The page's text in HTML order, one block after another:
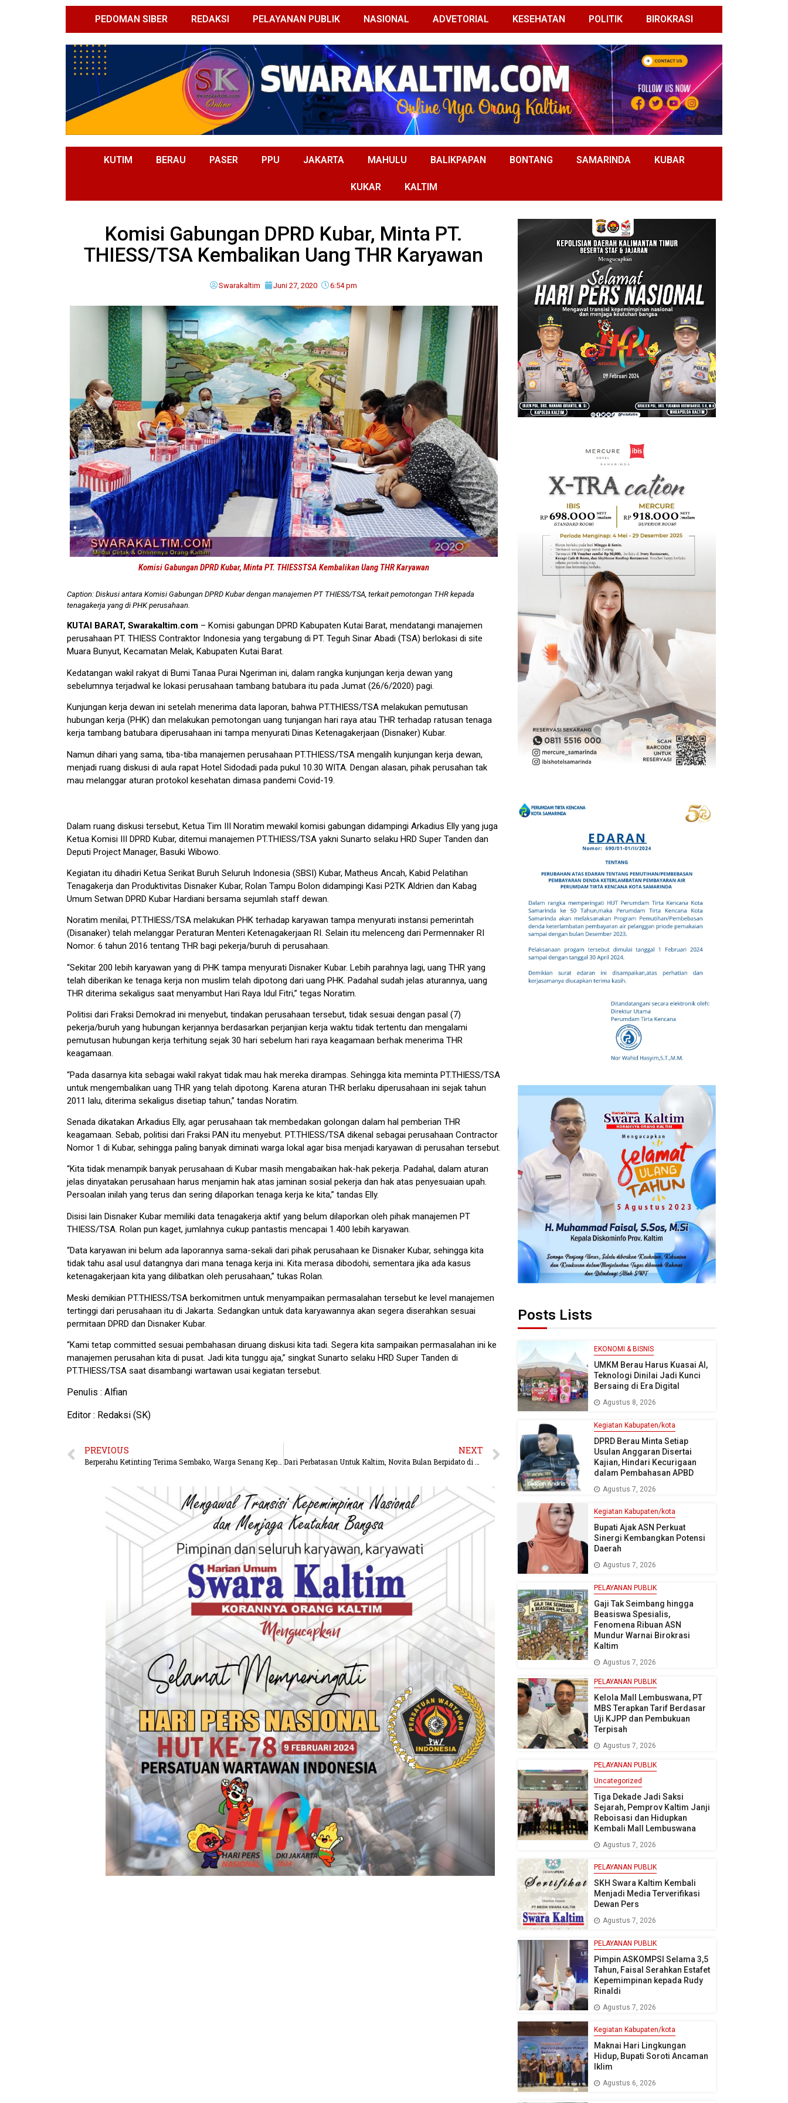
PEDOMAN SIBER REDAKSI PELAYANAN PUBLIK NASIONAL ADVETORIAL KESEHATAN POLITIK BIROKRASI
KUTIM BERAU PASER PPU JAKARTA MAHULU BALIKPAPAN BONTANG SAMARINDA KUBAR
KUKAR KALTIM
Komisi Gabungan DPRD Kubar, Minta PT.
THIESS/TSA Kembalikan Uang THR Karyawan
Swarakaltim Juni 27, 2020 6:54 pm
Komisi Gabungan DPRD Kubar, Minta PT. THIESSTSA Kembalikan Uang THR Karyawan
Caption: Diskusi antara Komisi Gabungan DPRD Kubar dengan manajemen PT THIESS/TSA, terkait pemotongan THR kepada
tenagakerja yang di PHK perusahaan.
KUTAI BARAT, Swarakaltim.com – Komisi gabungan DPRD Kabupaten Kutai Barat, mendatangi manajemen
perusahaan PT. THIESS Contraktor Indonesia yang tergabung di PT. Teguh Sinar Abadi (TSA) berlokasi di site
Muara Bunyut, Kecamatan Melak, Kabupaten Kutai Barat.
Kedatangan wakil rakyat di Bumi Tanaa Purai Ngeriman ini, dalam rangka kunjungan kerja dewan yang
sebelumnya terjadwal ke lokasi perusahaan tambang batubara itu pada Jumat (26/6/2020) pagi.
Kunjungan kerja dewan ini setelah menerima data laporan, bahwa PT.THIESS/TSA melakukan pemutusan
hubungan kerja (PHK) dan melakukan pemotongan uang tunjangan hari raya atau THR terhadap ratusan tenaga
kerja tambang batubara diperusahaan ini tampa menyurati Dinas Ketenagakerjaan (Disnaker) Kubar.
Namun dihari yang sama, tiba-tiba manajemen perusahaan PT.THIESS/TSA mengalih kunjungan kerja dewan,
menjadi ruang diskusi di aula rapat Hotel Sidodadi pada pukul 10.30 WITA. Dengan alasan, pihak perusahan tak
mau melanggar aturan protokol kesehatan dimasa pandemi Covid-19.
Dalam ruang diskusi tersebut, Ketua Tim III Noratim mewakil komisi gabungan didampingi Arkadius Elly yang juga
Ketua Komisi III DPRD Kubar, ditemui manajemen PT.THIESS/TSA yakni Sunarto selaku HRD Super Tanden dan
Deputi Project Manager, Basuki Wibowo.
Kegiatan itu dihadiri Ketua Serikat Buruh Seluruh Indonesia (SBSI) Kubar, Matheus Ancah, Kabid Pelatihan
Tenagakerja dan Produktivitas Disnaker Kubar, Rolan Tampu Bolon didampingi Kasi P2TK Aldrien dan Kabag
Umum Setwan DPRD Kubar Hardiani bersama sejumlah staff dewan.
Noratim menilai, PT.THIESS/TSA melakukan PHK terhadap karyawan tampa menyurati instansi pemerintah
(Disanaker) telah melanggar Peraturan Menteri Ketenagakerjaan RI. Selain itu melenceng dari Permennaker RI
Nomor: 6 tahun 2016 tentang THR bagi pekerja/buruh di perusahaan.
“Sekitar 200 lebih karyawan yang di PHK tampa menyurati Disnaker Kubar. Lebih parahnya lagi, uang THR yang
telah diberikan ke tenaga kerja non muslim telah dipotong dari uang PHK. Padahal sudah jelas aturannya, uang
THR diterima sekaligus saat menyambut Hari Raya Idul Fitri,” tegas Noratim.
Politisi dari Fraksi Demokrad ini menyebut, tindakan perusahaan tersebut, tidak sesuai dengan pasal (7)
pekerja/buruh yang hubungan kerjannya berdasarkan perjanjian kerja waktu tidak tertentu dan mengalami
pemutusan hubungan kerja terhitung sejak 30 hari sebelum hari raya keagamaan berhak menerima THR
keagamaan.
“Pada dasarnya kita sebagai wakil rakyat tidak mau hak mereka dirampas. Sehingga kita meminta PT.THIESS/TSA
untuk mengembalikan uang THR yang telah dipotong. Karena aturan THR berlaku diperusahaan ini sejak tahun
2011 lalu, diterima sekaligus disetiap tahun,” tandas Noratim.
Senada dikatakan Arkadius Elly, agar perusahaan tak membedakan golongan dalam hal pemberian THR
keagamaan. Sebab, politisi dari Fraksi PAN itu menyebut. PT.THIESS/TSA dikenal sebagai perusahaan Contractor
Nomor 1 di Kubar, sehingga paling banyak diminati warga lokal agar bisa menjadi karyawan di perusahan tersebut.
“Kita tidak menampik banyak perusahaan di Kubar masih mengabaikan hak-hak pekerja. Padahal, dalam aturan
jelas dinyatakan perusahaan harus menjamin hak atas jaminan sosial pekerja dan hak atas penyesuaian upah.
Persoalan inilah yang terus dan sering dilaporkan tenaga kerja ke kita,” tandas Elly.
Disisi lain Disnaker Kubar memiliki data tenagakerja aktif yang belum dilaporkan oleh pihak manajemen PT
THIESS/TSA. Rolan pun kaget, jumlahnya cukup pantastis mencapai 1.400 lebih karyawan.
“Data karyawan ini belum ada laporannya sama-sekali dari pihak perusahaan ke Disnaker Kubar, sehingga kita
tidak tahu asal usul datangnya dari mana tenaga kerja ini. Kita merasa dibodohi, sementara jika ada kasus
ketenagakerjaan kita yang dilibatkan oleh perusahaan,” tukas Rolan.
Meski demikian PT.THIESS/TSA berkomitmen untuk menyampaikan permasalahan tersebut ke level manajemen
tertinggi dari perusahaan itu di Jakarta. Sedangkan untuk data karyawannya akan segera diserahkan sesuai
permitaan DPRD dan Disnaker Kubar.
“Kami tetap committed sesuai pembahasan diruang diskusi kita tadi. Segera kita sampaikan permasalahan ini ke
manajemen perusahan kita di pusat. Jadi kita tunggu aja,” singkat Sunarto selaku HRD Super Tanden di
PT.THIESS/TSA saat disambangi wartawan usai kegiatan tersebut.
Penulis : Alfian
Editor : Redaksi (SK)
PREVIOUS NEXT
Posts Lists
EKONOMI & BISNIS
UMKM Berau Harus Kuasai AI,
Teknologi Dinilai Jadi Kunci
Bersaing di Era Digital
Agustus 8, 2026
Kegiatan Kabupaten/kota
DPRD Berau Minta Setiap
Usulan Anggaran Disertai
Kajian, Hindari Kecurigaan
dalam Pembahasan APBD
Agustus 7, 2026
Kegiatan Kabupaten/kota
Bupati Ajak ASN Perkuat
Sinergi Kembangkan Potensi
Daerah
Agustus 7, 2026
PELAYANAN PUBLIK
Gaji Tak Seimbang hingga
Beasiswa Spesialis,
Fenomena Ribuan ASN
Mundur Warnai Birokrasi
Kaltim
Agustus 7, 2026
PELAYANAN PUBLIK
Kelola Mall Lembuswana, PT
MBS Terapkan Tarif Berdasar
Uji KJPP dan Pembukuan
Terpisah
Agustus 7, 2026
PELAYANAN PUBLIK
Uncategorized
Tiga Dekade Jadi Saksi
Sejarah, Pemprov Kaltim Janji
Reboisasi dan Hidupkan
Kembali Mall Lembuswana
Agustus 7, 2026
PELAYANAN PUBLIK
SKH Swara Kaltim Kembali
Menjadi Media Terverifikasi
Dewan Pers
Agustus 7, 2026
PELAYANAN PUBLIK
Pimpin ASKOMPSI Selama 3,5
Tahun, Faisal Serahkan Estafet
Kepemimpinan kepada Rudy
Rinaldi
Agustus 7, 2026
Kegiatan Kabupaten/kota
Maknai Hari Lingkungan
Hidup, Bupati Soroti Ancaman
Iklim
Agustus 6, 2026